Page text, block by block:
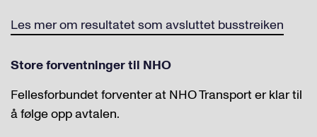
Les mer om resultatet som avsluttet busstreiken
Store forventninger til NHO
Fellesforbundet forventer at NHO Transport er klar til
å følge opp avtalen.